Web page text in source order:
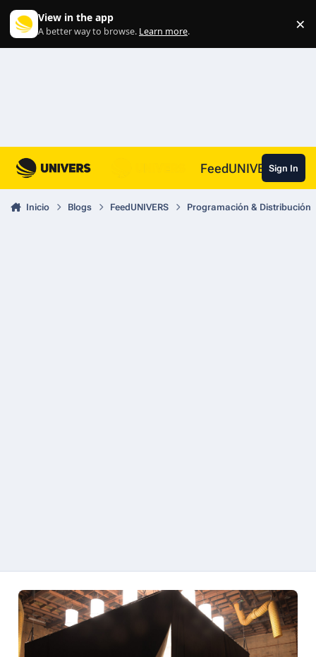
View in the app
A better way to browse. Learn more. ×
FeedUNIVERSSign In
Inicio Blogs FeedUNIVERS Programación & Distribución